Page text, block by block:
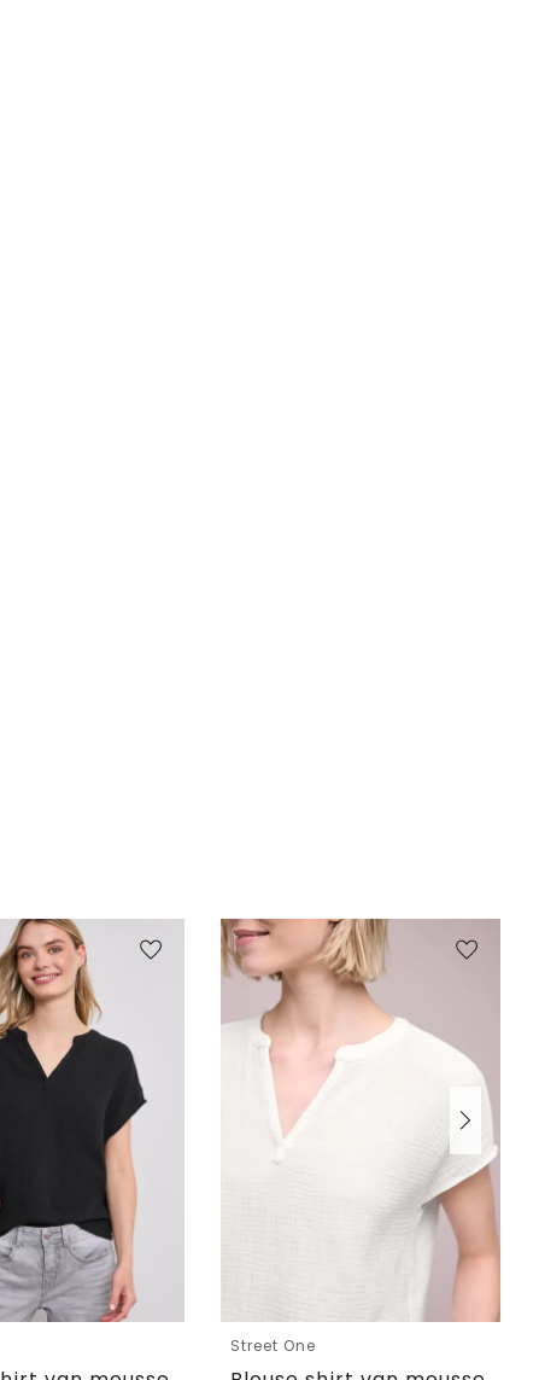
Street One